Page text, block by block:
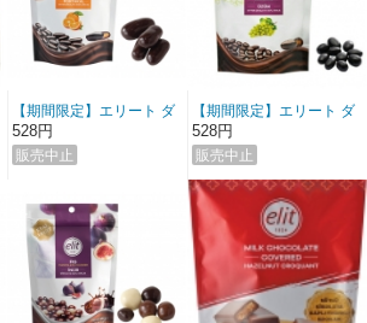
【期間限定】エリート ダ
ークチョコレート オレン
ジピール
528円
【期間限定】エリート ダ
ークチョコレート レーズ
ン
528円